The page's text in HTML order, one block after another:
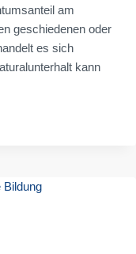
am
geschiedenen oder
es sich
kann